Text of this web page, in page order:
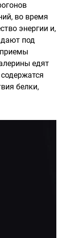
во время
энергии и,
под
едят
белки,